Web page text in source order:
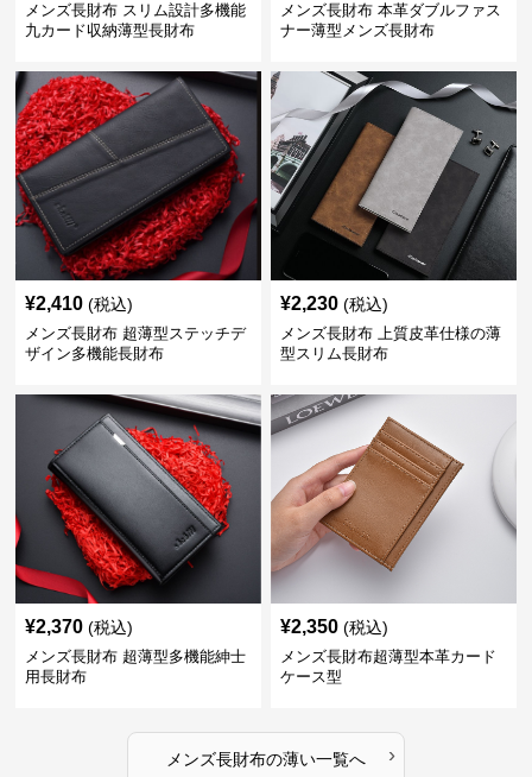
メンズ長財布 スリム設計多機能
九カード収納薄型長財布
メンズ長財布 本革ダブルファス
ナー薄型メンズ長財布
¥2,410 (税込)
メンズ長財布 超薄型ステッチデ
ザイン多機能長財布
¥2,230 (税込)
メンズ長財布 上質皮革仕様の薄
型スリム長財布
¥2,370 (税込)
メンズ長財布 超薄型多機能紳士
用長財布
¥2,350 (税込)
メンズ長財布超薄型本革カード
ケース型
メンズ長財布の薄い一覧へ ›